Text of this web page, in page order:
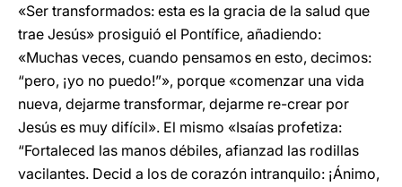
«Ser transformados: esta es la gracia de la salud que
trae Jesús» prosiguió el Pontífice, añadiendo:
«Muchas veces, cuando pensamos en esto, decimos:
“pero, ¡yo no puedo!”», porque «comenzar una vida
nueva, dejarme transformar, dejarme re-crear por
Jesús es muy difícil». El mismo «Isaías profetiza:
“Fortaleced las manos débiles, afianzad las rodillas
vacilantes. Decid a los de corazón intranquilo: ¡Ánimo,